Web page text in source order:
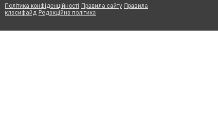
Політика конфіденційності Правила сайту Правила
класифайд Редакційна політика